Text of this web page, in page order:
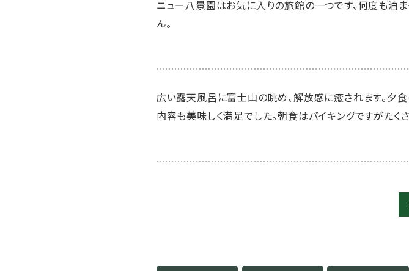
ニュー八景園はお気に入りの旅館の一つです、何度も泊ま
ん。
広い露天風呂に富士山の眺め、解放感に癒されます。夕
内容も美味しく満足でした。朝食はバイキングですがたく